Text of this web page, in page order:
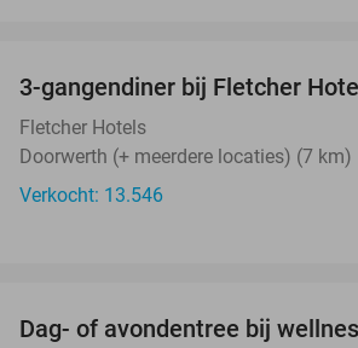
3-gangendiner bij Fletcher
Fletcher Hotels
Doorwerth (+ meerdere locaties) (7 km)
Verkocht: 13.546
Dag- of avondentree bij